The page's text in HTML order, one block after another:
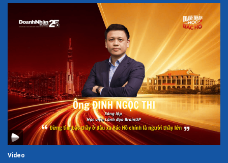
Video